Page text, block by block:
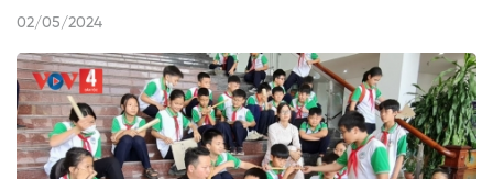
02/05/2024